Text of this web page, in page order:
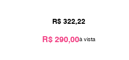
R$ 322,22
R$ 290,00